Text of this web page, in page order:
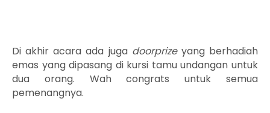
Di akhir acara ada juga doorprize yang berhadiah
emas yang dipasang di kursi tamu undangan untuk
dua orang. Wah congrats untuk semua
pemenangnya.